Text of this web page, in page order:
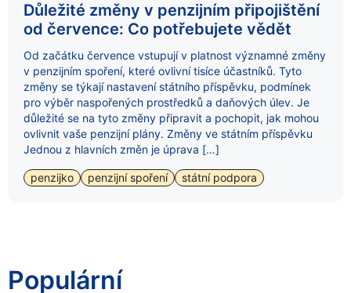
Důležité změny v penzijním připojištění
od července: Co potřebujete vědět
Od začátku července vstupují v platnost významné změny
v penzijním spoření, které ovlivní tisíce účastníků. Tyto
změny se týkají nastavení státního příspěvku, podmínek
pro výběr naspořených prostředků a daňových úlev. Je
důležité se na tyto změny připravit a pochopit, jak mohou
ovlivnit vaše penzijní plány. Změny ve státním příspěvku
Jednou z hlavních změn je úprava […]
penzijko penzijní spoření státní podpora
Populární